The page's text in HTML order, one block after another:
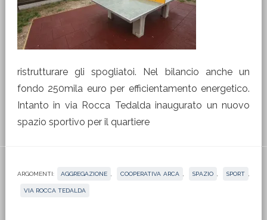
ristrutturare gli spogliatoi. Nel bilancio anche un
fondo 250mila euro per efficientamento energetico.
Intanto in via Rocca Tedalda inaugurato un nuovo
spazio sportivo per il quartiere
ARGOMENTI: AGGREGAZIONE COOPERATIVA ARCA SPAZIO SPORT
VIA ROCCA TEDALDA